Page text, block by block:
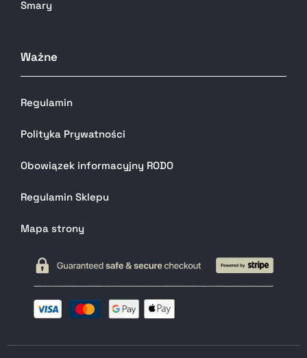
Smary
Ważne
Regulamin
Polityka Prywatności
Obowiązek informacyjny RODO
Regulamin Sklepu
Mapa strony